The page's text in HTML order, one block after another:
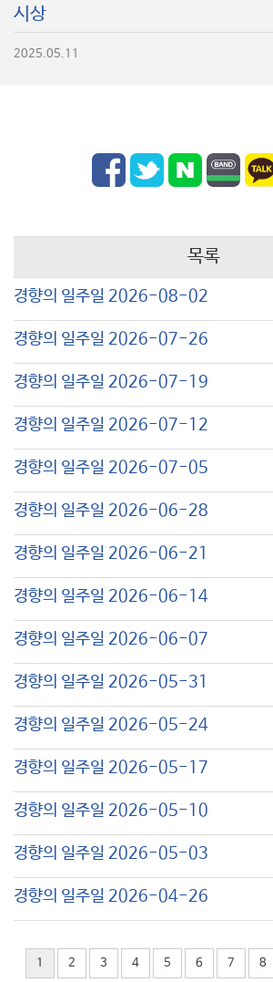
시상
2025.05.11
목록
경향의 일주일 2026-08-02
경향의 일주일 2026-07-26
경향의 일주일 2026-07-19
경향의 일주일 2026-07-12
경향의 일주일 2026-07-05
경향의 일주일 2026-06-28
경향의 일주일 2026-06-21
경향의 일주일 2026-06-14
경향의 일주일 2026-06-07
경향의 일주일 2026-05-31
경향의 일주일 2026-05-24
경향의 일주일 2026-05-17
경향의 일주일 2026-05-10
경향의 일주일 2026-05-03
경향의 일주일 2026-04-26
1 2 3 4 5 6 7 8